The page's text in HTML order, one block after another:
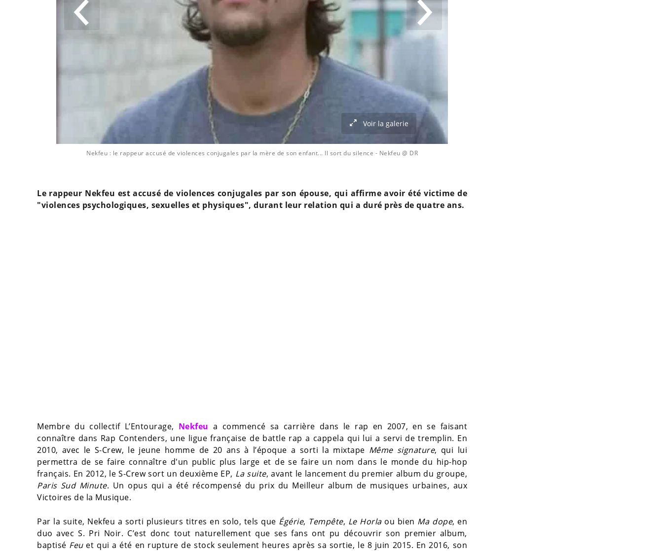
Nekfeu : le rappeur accusé de violences conjugales par la mère de son enfant... Il sort du silence - Nekfeu @ DR
Voir la galerie
Le rappeur Nekfeu est accusé de violences conjugales par son épouse, qui affirme avoir été victime de
"violences psychologiques, sexuelles et physiques", durant leur relation qui a duré près de quatre ans.
Membre du collectif L’Entourage, Nekfeu a commencé sa carrière dans le rap en 2007, en se faisant
connaître dans Rap Contenders, une ligue française de battle rap a cappela qui lui a servi de tremplin. En
2010, avec le S-Crew, le jeune homme de 20 ans à l’époque a sorti la mixtape Même signature, qui lui
permettra de se faire connaître d'un public plus large et de se faire un nom dans le monde du hip-hop
français. En 2012, le S-Crew sort un deuxième EP, La suite, avant le lancement du premier album du groupe,
Paris Sud Minute. Un opus qui a été récompensé du prix du Meilleur album de musiques urbaines, aux
Victoires de la Musique.
Par la suite, Nekfeu a sorti plusieurs titres en solo, tels que Égérie, Tempête, Le Horlaou bien Ma dope, en
duo avec S. Pri Noir. C’est donc tout naturellement que ses fans ont pu découvrir son premier album,
baptisé Feuet qui a été en rupture de stock seulement heures après sa sortie, le 8 juin 2015. En 2016, son